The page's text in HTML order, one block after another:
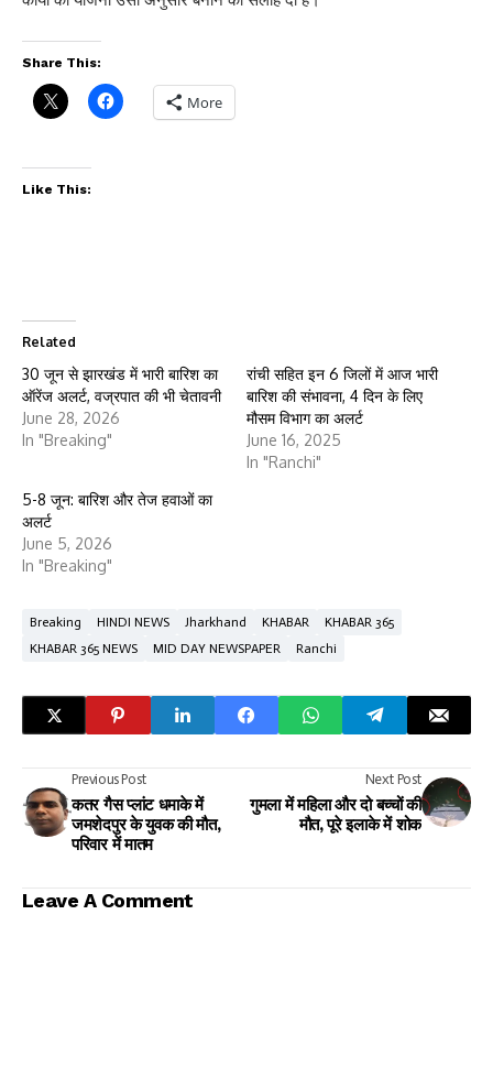
Share This:
More
Like This:
Related
30 जून से झारखंड में भारी बारिश का
ऑरेंज अलर्ट, वज्रपात की भी चेतावनी
June 28, 2026
In "Breaking"
रांची सहित इन 6 जिलों में आज भारी
बारिश की संभावना, 4 दिन के लिए
मौसम विभाग का अलर्ट
June 16, 2025
In "Ranchi"
5-8 जून: बारिश और तेज हवाओं का
अलर्ट
June 5, 2026
In "Breaking"
Breaking HINDI NEWS Jharkhand KHABAR
KHABAR 365
KHABAR 365 NEWS
MID DAY NEWSPAPER Ranchi
Previous Post
कतर गैस प्लांट धमाके में
जमशेदपुर के युवक की मौत,
परिवार में मातम
Next Post
गुमला में महिला और दो बच्चों की
मौत, पूरे इलाके में शोक
Leave A Comment